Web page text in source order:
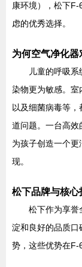
康环境），松下
虑的优秀选择。
为何空气净化
儿童的呼吸
染物更为敏感。
以及细菌病毒等
道问题。一台高效
为孩子创造一个
现。
松下品牌与核心
松下作为享誉
淀和良好的品质口
势，这些优势在F-